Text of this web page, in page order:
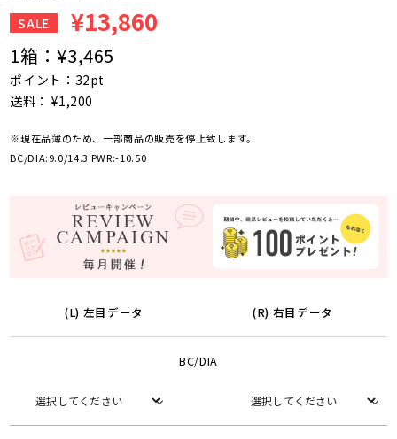
SALE
¥13,860
1箱：¥3,465
ポイント：32pt
送料： ¥1,200
※現在品薄のため、一部商品の販売を停止致します。
BC/DIA:9.0/14.3 PWR:-10.50
(L) 左目データ (R) 右目データ
BC/DIA